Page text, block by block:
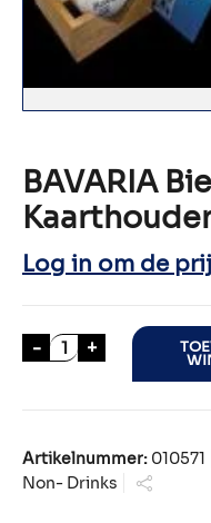
BAVARIA
Log in om de
- BAVARIA Biervilt/
+
Artikelnummer: 010571
Non- Drinks